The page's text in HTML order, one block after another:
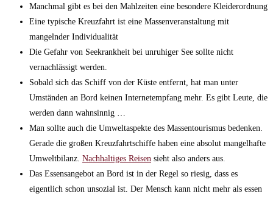
Manchmal gibt es bei den Mahlzeiten eine besondere Kleiderordnung
Eine typische Kreuzfahrt ist eine Massenveranstaltung mit
mangelnder Individualität
Die Gefahr von Seekrankheit bei unruhiger See sollte nicht
vernachlässigt werden.
Sobald sich das Schiff von der Küste entfernt, hat man unter
Umständen an Bord keinen Internetempfang mehr. Es gibt Leute, die
werden dann wahnsinnig …
Man sollte auch die Umweltaspekte des Massentourismus bedenken.
Gerade die großen Kreuzfahrtschiffe haben eine absolut mangelhafte
Umweltbilanz. Nachhaltiges Reisen sieht also anders aus.
Das Essensangebot an Bord ist in der Regel so riesig, dass es
eigentlich schon unsozial ist. Der Mensch kann nicht mehr als essen